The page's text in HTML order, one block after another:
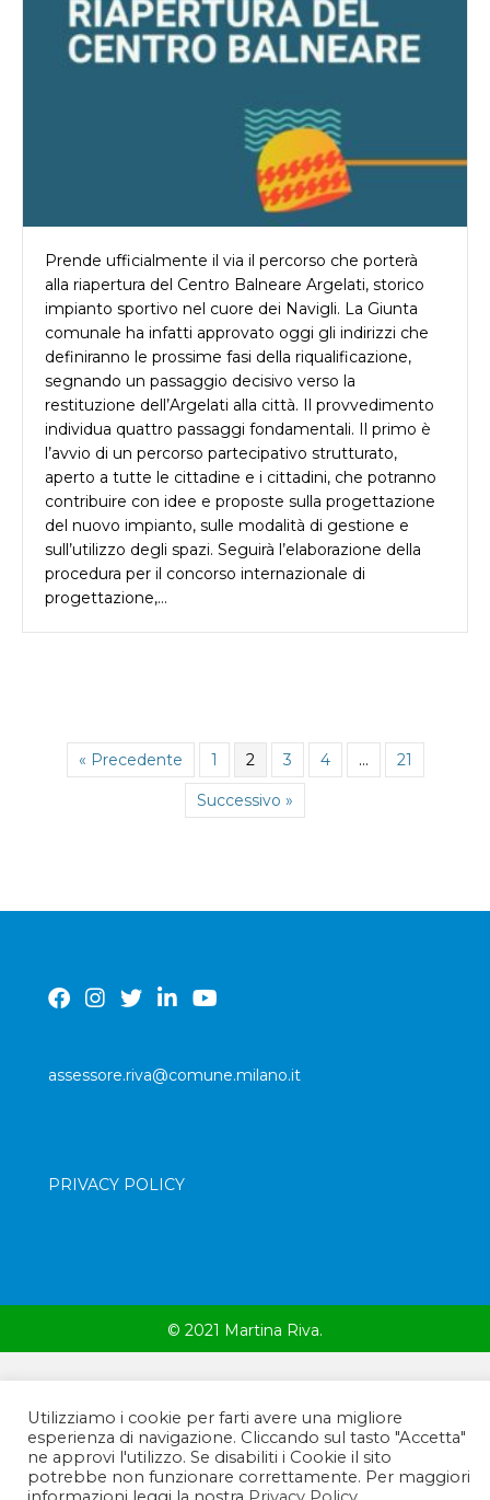
Prende ufficialmente il via il percorso che porterà
alla riapertura del Centro Balneare Argelati, storico
impianto sportivo nel cuore dei Navigli. La Giunta
comunale ha infatti approvato oggi gli indirizzi che
definiranno le prossime fasi della riqualificazione,
segnando un passaggio decisivo verso la
restituzione dell’Argelati alla città. Il provvedimento
individua quattro passaggi fondamentali. Il primo è
l’avvio di un percorso partecipativo strutturato,
aperto a tutte le cittadine e i cittadini, che potranno
contribuire con idee e proposte sulla progettazione
del nuovo impianto, sulle modalità di gestione e
sull’utilizzo degli spazi. Seguirà l’elaborazione della
procedura per il concorso internazionale di
progettazione,…
« Precedente 1 2 3 4 … 21
Successivo »
assessore.riva@comune.milano.it
PRIVACY POLICY
© 2021 Martina Riva.
Utilizziamo i cookie per farti avere una migliore
esperienza di navigazione. Cliccando sul tasto "Accetta"
ne approvi l'utilizzo. Se disabiliti i Cookie il sito
potrebbe non funzionare correttamente. Per maggiori